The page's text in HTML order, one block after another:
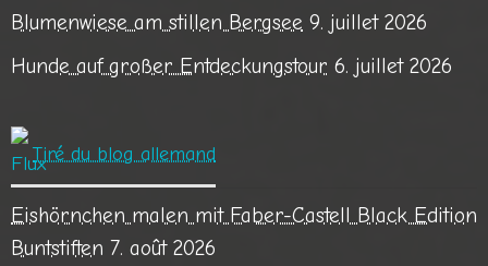
Blumenwiese am stillen Bergsee 9. juillet 2026
Hunde auf großer Entdeckungstour 6. juillet 2026
Tiré du blog allemand
Eishörnchen malen mit Faber-Castell Black Edition
Buntstiften 7. août 2026